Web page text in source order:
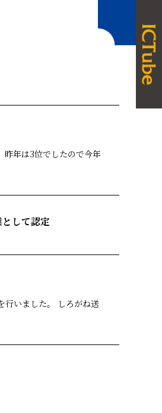
昨年は3位でしたので今年
して認定
行いました。 しろがね送